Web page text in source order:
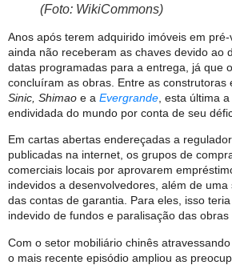
(Foto: WikiCommons)
Anos após terem adquirido imóveis em
ainda não receberam as chaves devido ao
datas programadas para a entrega, já que
concluíram as obras. Entre as construtoras
Sinic, Shimao e a Evergrande , esta última
endividada do mundo por conta de seu
Em cartas abertas endereçadas a
publicadas na internet, os grupos de
comerciais locais por aprovarem
indevidos a desenvolvedores, além de
das contas de garantia. Para eles, isso
indevido de fundos e paralisação das obras
Com o setor mobiliário chinês
o mais recente episódio ampliou as